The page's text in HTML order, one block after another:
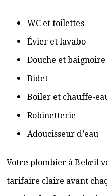
WC et toilettes
Évier et lavabo
Douche et baignoire
Bidet
Boiler et chauffe-
Robinetterie
Adoucisseur d’eau
Votre plombier à Belœil
tarifaire claire avant